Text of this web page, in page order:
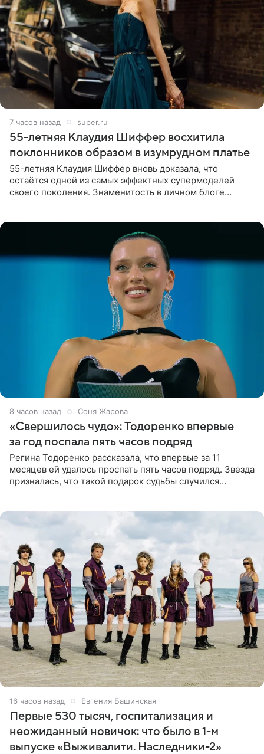
7 часов назад super.ru
55-летняя Клаудия Шиффер восхитила
поклонников образом в изумрудном платье
55-летняя Клаудия Шиффер вновь доказала, что
остаётся одной из самых эффектных супермоделей
своего поколения. Знаменитость в личном блоге
8 часов назад Соня Жарова
«Свершилось чудо»: Тодоренко впервые
за год поспала пять часов подряд
Регина Тодоренко рассказала, что впервые за 11
месяцев ей удалось проспать пять часов подряд. Звезда
призналась, что такой подарок судьбы случился
16 часов назад Евгения Башинская
Первые 530 тысяч, госпитализация и
неожиданный новичок: что было в 1-м
выпуске «Выживалити. Наследники-2»